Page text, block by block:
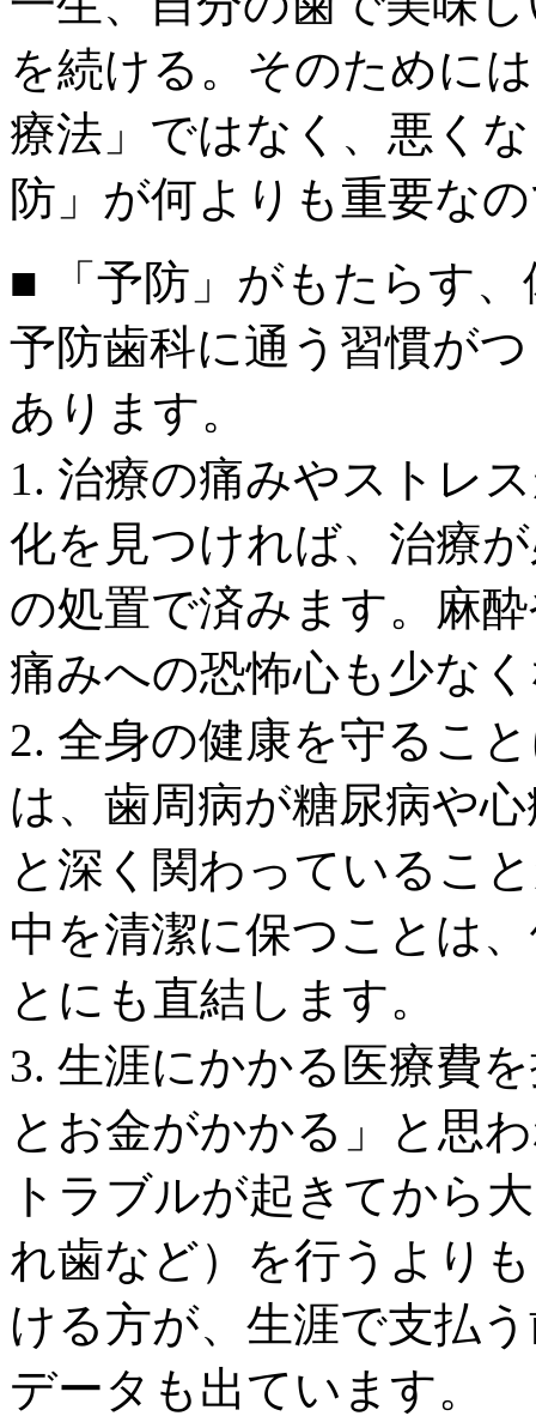
を続ける。そのために
療法」ではなく、悪く
防」が何よりも重要な
■ 「予防」がもたらす
予防歯科に通う習慣が
あります。
1. 治療の痛みやストレ
化を見つければ、治療
の処置で済みます。麻
痛みへの恐怖心も少な
2. 全身の健康を守るこ
は、歯周病が糖尿病や
と深く関わっているこ
中を清潔に保つことは
とにも直結します。
3. 生涯にかかる医療費
とお金がかかる」と思
トラブルが起きてから
れ歯など）を行うより
ける方が、生涯で支払
データも出ています。